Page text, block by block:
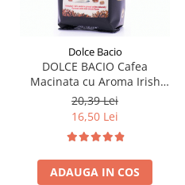
Dolce Bacio
DOLCE BACIO Cafea
Macinata cu Aroma Irish
Cream 125g
20,39 Lei
16,50 Lei
ADAUGA IN COS